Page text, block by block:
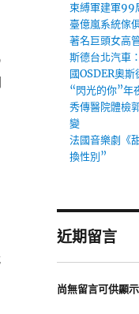
束縛軍建軍99
臺億嵐系統傢
著名巨頭女高
斯德台北汽車
國OSDER奧
“閃光的你”年
秀傳醫院體檢
變
法國音樂劇《
換性別”
近期留言
尚無留言可供顯示